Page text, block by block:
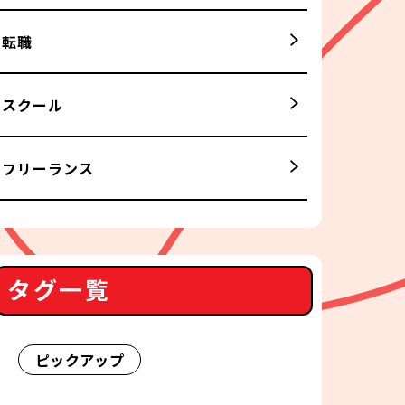
転職
スクール
フリーランス
タグ一覧
ピックアップ